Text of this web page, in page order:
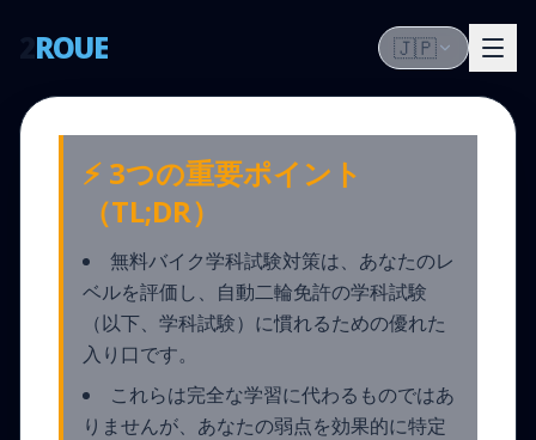
ROUE 🇯🇵
⚡ 3つの重要ポイント
（TL;DR）
無料バイク学科試験対策は、あなたのレ
ベルを評価し、自動二輪免許の学科試験
（以下、学科試験）に慣れるための優れた
入り口です。
これらは完全な学習に代わるものではあ
りませんが、あなたの弱点を効果的に特定